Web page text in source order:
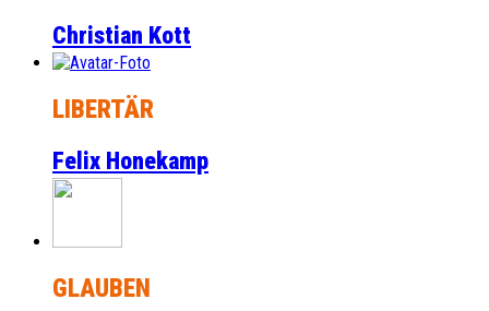
Christian Kott
LIBERTÄR
Felix Honekamp
GLAUBEN